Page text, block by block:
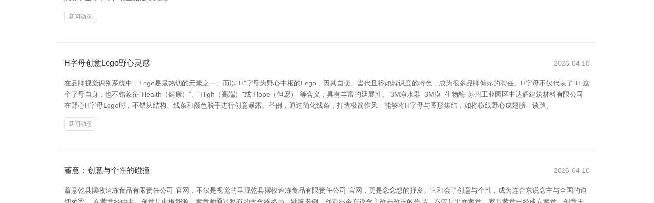
新闻动态
H字母创意Logo野心灵感 2026-04-10
在品牌视觉识别系统中，Logo是最热切的元素之一。而以“H”字母为野心中枢的Logo，因其自便、当代且裕如辨识度的特色，成为很多品牌偏疼的聘任。H字母不仅代表了“H”这
个字母自身，也不错象征“Health（健康）”、“High（高端）”或“Hope（但愿）”等含义，具有丰富的延展性。 3M净水器_3M膜_生物酶-苏州工业园区中达辉建筑材料有限公司
在野心H字母Logo时，不错从结构、线条和颜色脱手进行创意暴露。举例，通过简化线条，打造极简作风；能够将H字母与图形集结，如将横线野心成翅膀、谈路、
新闻动态
蓄意：创意与个性的碰撞 2026-04-10
蓄意乾县摆牧速冻食品有限责任公司-官网，不仅是视觉的呈现乾县摆牧速冻食品有限责任公司-官网，更是念念想的抒发。它和会了创意与个性，成为连合东说念主与全国的迫
切桥梁。 在蓄意经由中，创意是中枢能源。蓄意师通过私有的念念维格局，蹂躏老例，创造出令东说念主改步改玉的作品。不管是平面蓄意、家具蓄意已经成立蓄意，创意王